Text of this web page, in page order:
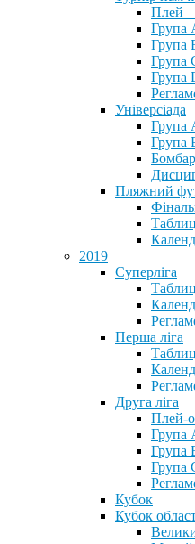
Плей
Група
Група
Група
Група
Універсіада
Група
Група
Пляжний
2019
Суперліга
Перша ліга
Друга ліга
Плей-
Група
Група
Група
Кубок
Кубок